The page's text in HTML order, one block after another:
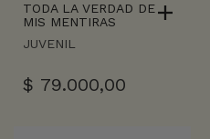
TODA LA VERDAD DE
MIS MENTIRAS
JUVENIL
$ 79.000,00